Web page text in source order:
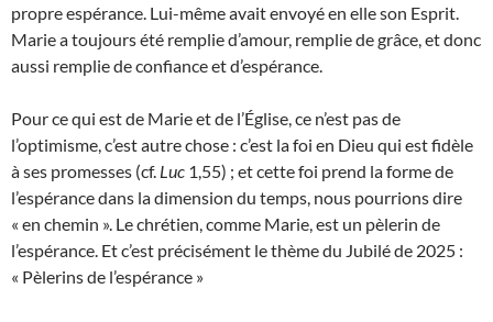
propre espérance. Lui-même avait envoyé en elle son Esprit.
Marie a toujours été remplie d’amour, remplie de grâce, et donc
aussi remplie de confiance et d’espérance.
Pour ce qui est de Marie et de l’Église, ce n’est pas de
l’optimisme, c’est autre chose : c’est la foi en Dieu qui est fidèle
à ses promesses (cf. Luc 1,55) ; et cette foi prend la forme de
l’espérance dans la dimension du temps, nous pourrions dire
« en chemin ». Le chrétien, comme Marie, est un pèlerin de
l’espérance. Et c’est précisément le thème du Jubilé de 2025 :
« Pèlerins de l’espérance »